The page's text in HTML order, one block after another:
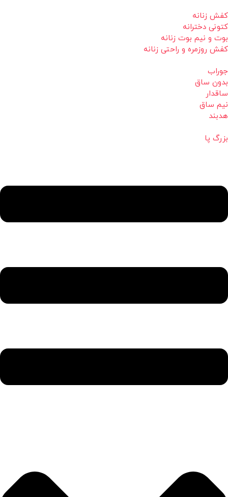
کفش زنانه
کتونی دخترانه
بوت و نیم بوت زنانه
کفش روزمره و راحتی زنانه
جوراب
بدون ساق
ساقدار
نیم ساق
هدبند
بزرگ پا